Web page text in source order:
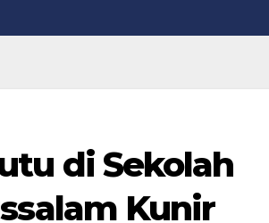
di Sekolah
Kunir